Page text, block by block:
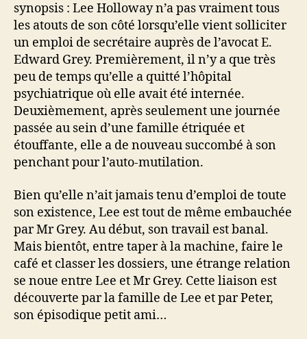
synopsis : Lee Holloway n’a pas vraiment tous
les atouts de son côté lorsqu’elle vient solliciter
un emploi de secrétaire auprès de l’avocat E.
Edward Grey. Premièrement, il n’y a que très
peu de temps qu’elle a quitté l’hôpital
psychiatrique où elle avait été internée.
Deuxièmement, après seulement une journée
passée au sein d’une famille étriquée et
étouffante, elle a de nouveau succombé à son
penchant pour l’auto-mutilation.
Bien qu’elle n’ait jamais tenu d’emploi de toute
son existence, Lee est tout de même embauchée
par Mr Grey. Au début, son travail est banal.
Mais bientôt, entre taper à la machine, faire le
café et classer les dossiers, une étrange relation
se noue entre Lee et Mr Grey. Cette liaison est
découverte par la famille de Lee et par Peter,
son épisodique petit ami…